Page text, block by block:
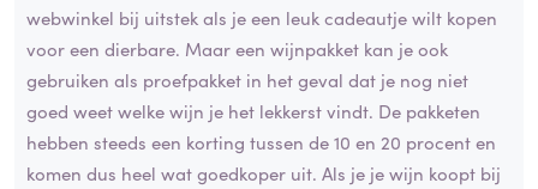
webwinkel bij uitstek als je een leuk cadeautje wilt kopen
voor een dierbare. Maar een wijnpakket kan je ook
gebruiken als proefpakket in het geval dat je nog niet
goed weet welke wijn je het lekkerst vindt. De pakketen
hebben steeds een korting tussen de 10 en 20 procent en
komen dus heel wat goedkoper uit. Als je je wijn koopt bij